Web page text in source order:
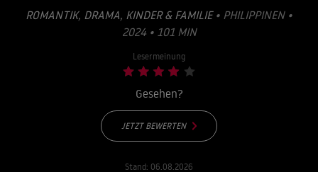
ROMANTIK, DRAMA, KINDER & FAMILIE• PHILIPPINEN •
2024 • 101 MIN
Lesermeinung
Gesehen?
JETZT BEWERTEN
Stand: 06.08.2026